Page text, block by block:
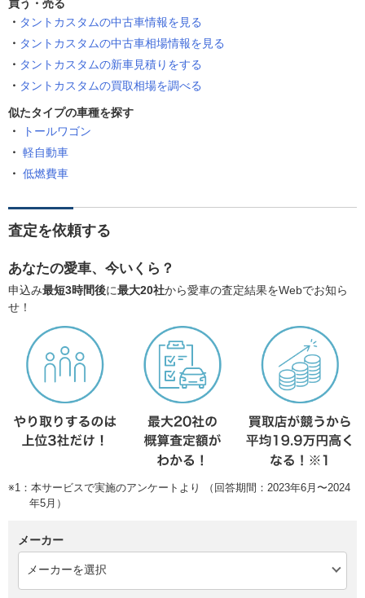
買う・売る
タントカスタムの中古車情報を見る
タントカスタムの中古車相場情報を見る
タントカスタムの新車見積りをする
タントカスタムの買取相場を調べる
似たタイプの車種を探す
トールワゴン
軽自動車
低燃費車
査定を依頼する
あなたの愛車、今いくら？
申込み最短3時間後に最大20社から愛車の査定結果をWebでお知ら
せ！
※1：本サービスで実施のアンケートより （回答期間：2023年6月〜2024
年5月）
メーカー